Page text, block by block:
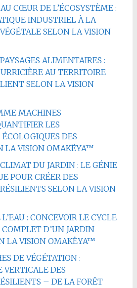
CŒUR DE L’ÉCOSYSTÈME :
INDUSTRIEL À LA
SELON LA VISION
ALIMENTAIRES :
AU TERRITOIRE
SELON LA VISION
MACHINES
LES
DES
LA VISION OMAKËYA™
DU JARDIN : LE GÉNIE
POUR CRÉER DES
SELON LA VISION
: CONCEVOIR LE CYCLE
D’UN JARDIN
LA VISION OMAKËYA™
DE VÉGÉTATION :
VERTICALE DES
– DE LA FORÊT